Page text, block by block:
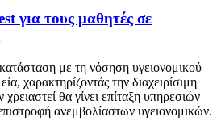
για τους μαθητές σε
με τη νόσηση υγειονομικού
χαρακτηρίζοντάς την διαχειρίσιμη
χρειαστεί θα γίνει επίταξη υπηρεσιών
ανεμβολίαστων υγειονομικών.